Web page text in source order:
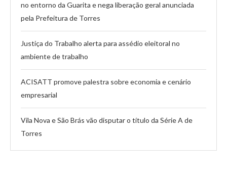
no entorno da Guarita e nega liberação geral anunciada
pela Prefeitura de Torres
Justiça do Trabalho alerta para assédio eleitoral no
ambiente de trabalho
ACISATT promove palestra sobre economia e cenário
empresarial
Vila Nova e São Brás vão disputar o título da Série A de
Torres